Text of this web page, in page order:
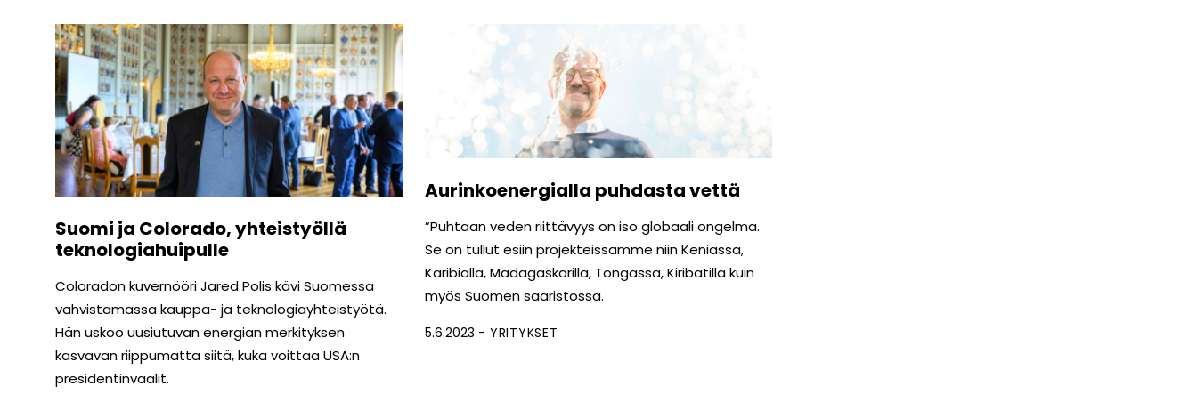
Suomi ja Colorado, yhteistyöllä
teknologiahuipulle
Coloradon kuvernööri Jared Polis kävi Suomessa
vahvistamassa kauppa- ja teknologiayhteistyötä.
Hän uskoo uusiutuvan energian merkityksen
kasvavan riippumatta siitä, kuka voittaa USA:n
presidentinvaalit.
Aurinkoenergialla puhdasta vettä
”Puhtaan veden riittävyys on iso globaali ongelma.
Se on tullut esiin projekteissamme niin Keniassa,
Karibialla, Madagaskarilla, Tongassa, Kiribatilla kuin
myös Suomen saaristossa.
5.6.2023 YRITYKSET